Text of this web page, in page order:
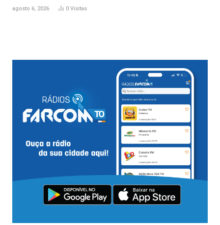
agosto 6, 2026 0 Visitas